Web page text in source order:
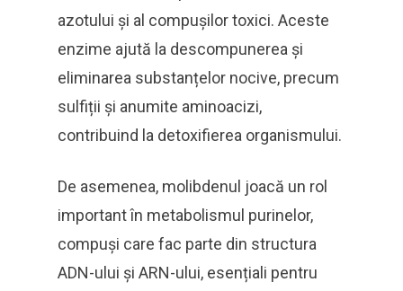
azotului și al compușilor toxici. Aceste
enzime ajută la descompunerea și
eliminarea substanțelor nocive, precum
sulfiții și anumite aminoacizi,
contribuind la detoxifierea organismului.
De asemenea, molibdenul joacă un rol
important în metabolismul purinelor,
compuși care fac parte din structura
ADN-ului și ARN-ului, esențiali pentru